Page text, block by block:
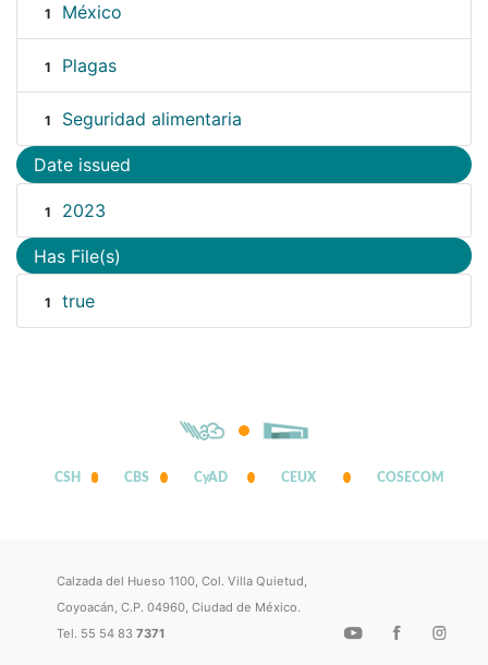
1 México
1 Plagas
1 Seguridad alimentaria
Date issued
1 2023
Has File(s)
1 true
CSH CBS CyAD CEUX COSECOM
Calzada del Hueso 1100, Col. Villa Quietud,
Coyoacán, C.P. 04960, Ciudad de México.
Tel. 55 54 837371